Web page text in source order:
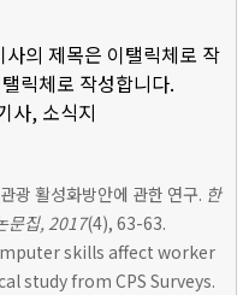
의 제목은 이탤릭체로 작
릭체로 작성합니다.
사, 소식지
광 활성화방안에 관한 연구. 한
문집, 2017(4), 63-63.
skills affect worker
study from CPS Surveys.